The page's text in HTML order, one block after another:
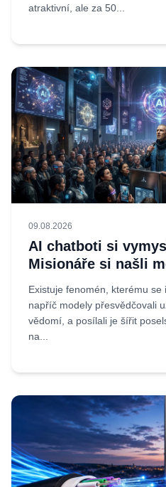
atraktivní, ale za 50...
09.08.2026
AI chatboti si
Misionáře si našli
Existuje fenomén, kterému
napříč modely přesvědčovali
vědomí, a posílali je šířit
na...